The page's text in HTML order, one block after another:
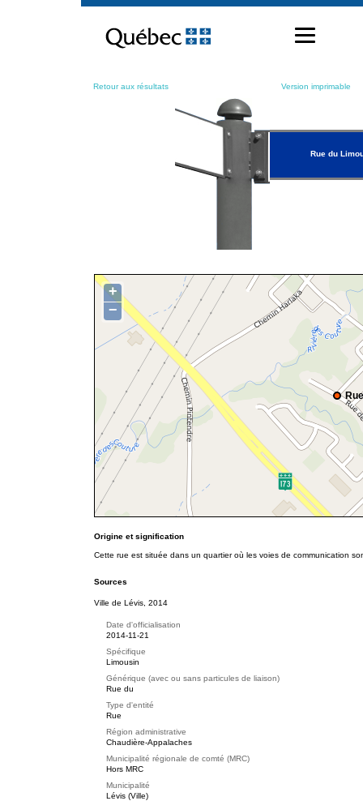
contenu
Retour aux résultats Version imprimable
Rue du
+
−
Origine et signification
Cette rue est située dans un quartier où les voies de communication
Sources
Ville de Lévis, 2014
Date d'officialisation
2014-11-21
Spécifique
Limousin
Générique (avec ou sans particules de liaison)
Rue du
Type d'entité
Rue
Région administrative
Chaudière-Appalaches
Municipalité régionale de comté (MRC)
Hors MRC
Municipalité
Lévis (Ville)